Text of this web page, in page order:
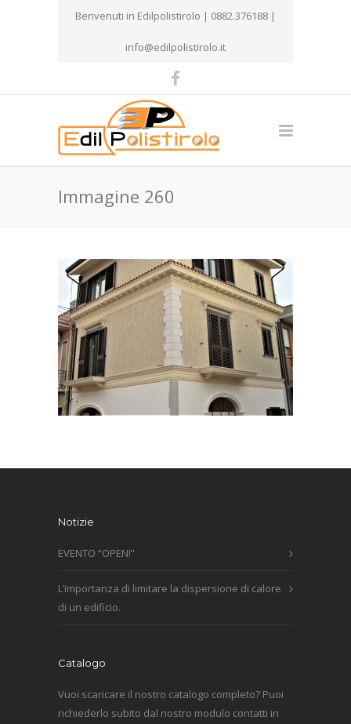
Benvenuti in Edilpolistirolo | 0882.376188 |
info@edilpolistirolo.it
Immagine 260
Notizie
EVENTO “OPEN!”
L’importanza di limitare la dispersione di calore
di un edificio.
Catalogo
Vuoi scaricare il nostro catalogo completo? Puoi
richiederlo subito dal nostro modulo contatti in